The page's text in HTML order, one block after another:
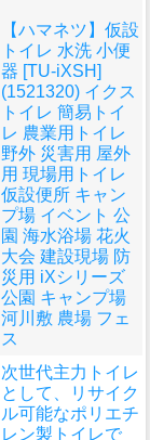
【ハマネツ】仮設
トイレ 水洗 小便
器 [TU-iXSH]
(1521320) イクス
トイレ 簡易トイ
レ 農業用トイレ
野外 災害用 屋外
用 現場用トイレ
仮設便所 キャン
プ場 イベント 公
園 海水浴場 花火
大会 建設現場 防
災用 iXシリーズ
公園 キャンプ場
河川敷 農場 フェ
ス
次世代主力トイレ
として、リサイク
ル可能なポリエチ
レン製トイレで